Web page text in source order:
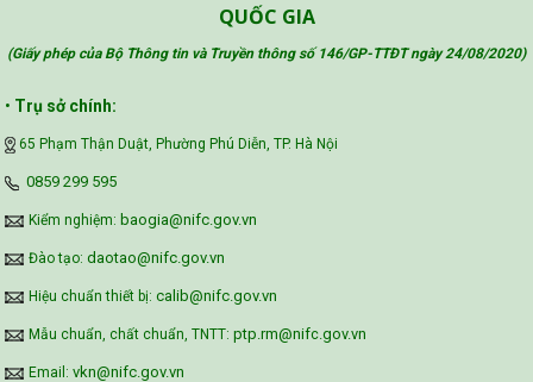
QUỐC GIA
(Giấy phép của Bộ Thông tin và Truyền thông số 146/GP-TTĐT ngày 24/08/2020)
• Trụ sở chính:
65 Phạm Thận Duật, Phường Phú Diễn, TP. Hà Nội
‪0859 299 595‬
Kiểm nghiệm: baogia@nifc.gov.vn
Đào tạo: daotao@nifc.gov.vn
Hiệu chuẩn thiết bị: calib@nifc.gov.vn
Mẫu chuẩn, chất chuẩn, TNTT: ptp.rm@nifc.gov.vn
Email: vkn@nifc.gov.vn